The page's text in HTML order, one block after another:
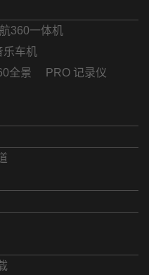
360一体机
乐车机
全景
PRO 记录仪